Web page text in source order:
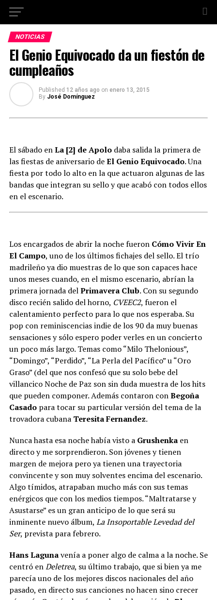
NOTICIAS
El Genio Equivocado da un fiestón de
cumpleaños
Published 12 años ago on enero 13, 2015
By José Domínguez
El sábado enLa [2] de Apolodaba salida la primera de
las fiestas de aniversario deEl Genio Equivocado. Una
fiesta por todo lo alto en la que actuaron algunas de las
bandas que integran su sello y que acabó con todos ellos
en el escenario.
Los encargados de abrir la noche fueron Cómo Vivir En
El Campo, uno de los últimos fichajes del sello. El trío
madrileño ya dio muestras de lo que son capaces hace
unos meses cuando, en el mismo escenario, abrían la
primera jornada delPrimavera Club. Con su segundo
disco recién salido del horno, CVEEC2, fueron el
calentamiento perfecto para lo que nos esperaba. Su
pop con reminiscencias indie de los 90 da muy buenas
sensaciones y sólo espero poder verles en un concierto
un poco más largo. Temas como “Milo Thelonious”,
“Domingo”, “Perdido”, “La Perla del Pacífico” u “Oro
Graso” (del que nos confesó que su solo bebe del
villancico Noche de Paz son sin duda muestra de los hits
que pueden componer. Además contaron conBegoña
Casadopara tocar su particular versión del tema de la
trovadora cubana Teresita Fernandez.
Nunca hasta esa noche había visto a Grushenkaen
directo y me sorprendieron. Son jóvenes y tienen
margen de mejora pero ya tienen una trayectoria
convincente y son muy solventes encima del escenario.
Algo tímidos, atrapaban mucho más con sus temas
enérgicos que con los medios tiempos. “Maltratarse y
Asustarse” es un gran anticipo de lo que será su
inminente nuevo álbum, La Insoportable Levedad del
Ser, prevista para febrero.
Hans Lagunavenía a poner algo de calma a la noche. Se
centró enDeletrea, su último trabajo, que si bien ya me
parecía uno de los mejores discos nacionales del año
pasado, en directo sus canciones no hacen sino crecer